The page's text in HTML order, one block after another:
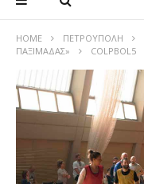
HOME ΠΕΤΡΟΎΠΟΛΗ
ΠΑΞΙΜΑΔΑΣ»
COLPBOL5